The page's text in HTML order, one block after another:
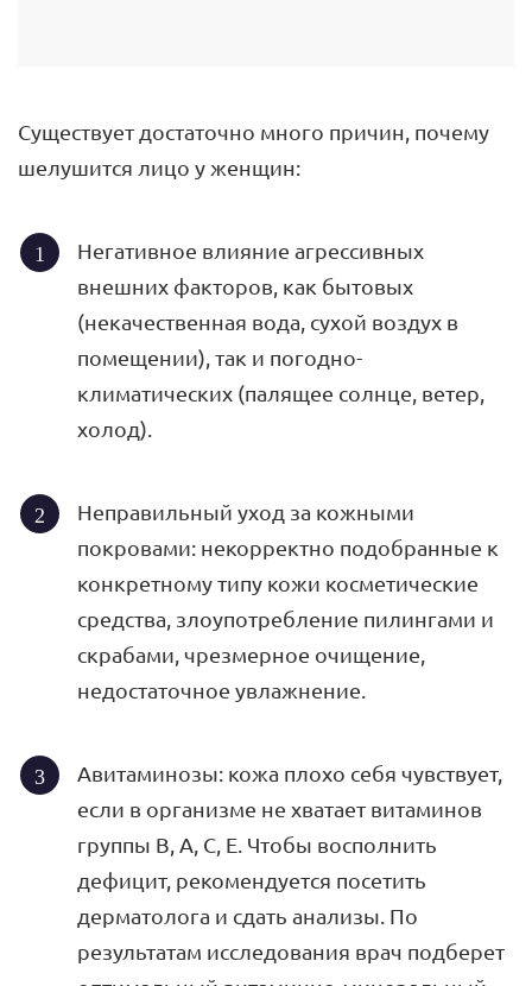
Существует достаточно много причин, почему
шелушится лицо у женщин:
Негативное влияние агрессивных
внешних факторов, как бытовых
(некачественная вода, сухой воздух в
помещении), так и погодно-
климатических (палящее солнце, ветер,
холод).
Неправильный уход за кожными
покровами: некорректно подобранные к
конкретному типу кожи косметические
средства, злоупотребление пилингами и
скрабами, чрезмерное очищение,
недостаточное увлажнение.
Авитаминозы: кожа плохо себя чувствует,
если в организме не хватает витаминов
группы В, А, С, Е. Чтобы восполнить
дефицит, рекомендуется посетить
дерматолога и сдать анализы. По
результатам исследования врач подберет